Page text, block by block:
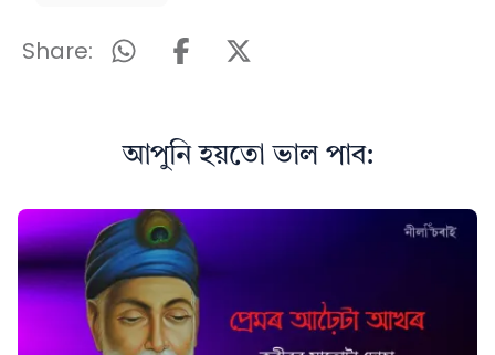
Share:
আপুনি হয়তো ভাল পাব: